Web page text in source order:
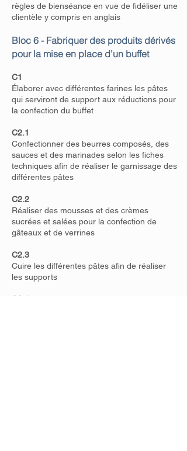
règles de bienséance en vue de fidéliser une
clientèle y compris en anglais
Bloc 6 - Fabriquer des produits dérivés
pour la mise en place d’un buffet
C1
Élaborer avec différentes farines les pâtes
qui serviront de support aux réductions pour
la confection du buffet
C2.1
Confectionner des beurres composés, des
sauces et des marinades selon les fiches
techniques afin de réaliser le garnissage des
différentes pâtes
C2.2
Réaliser des mousses et des crèmes
sucrées et salées pour la confection de
gâteaux et de verrines
C2.3
Cuire les différentes pâtes afin de réaliser
les supports
C3.1